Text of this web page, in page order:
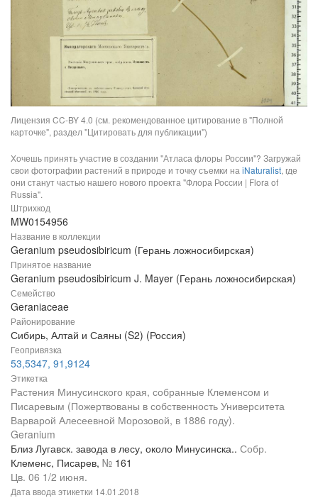
Лицензия CC-BY 4.0 (см. рекомендованное цитирование в "Полной
карточке", раздел "Цитировать для публикации")
Хочешь принять участие в создании "Атласа флоры России"? Загружай
свои фотографии растений в природе и точку съемки на iNaturalist, где
они станут частью нашего нового проекта "Флора России | Flora of
Russia".
Штрихкод
MW0154956
Название в коллекции
Geranium pseudosibiricum (Герань ложносибирская)
Принятое название
Geranium pseudosibiricum J. Mayer (Герань ложносибирская)
Семейство
Geraniaceae
Районирование
Сибирь, Алтай и Саяны (S2) (Россия)
Геопривязка
53,5347, 91,9124
Этикетка
Растения Минусинского края, собранные Клеменсом и
Писаревым (Пожертвованы в собственность Университета
Варварой Алесеевной Морозовой, в 1886 году).
Geranium
Близ Лугавск. завода в лесу, около Минусинска.. Собр.
Клеменс, Писарев, № 161
Цв. 06 1/2 июня.
Дата ввода этикетки 14.01.2018